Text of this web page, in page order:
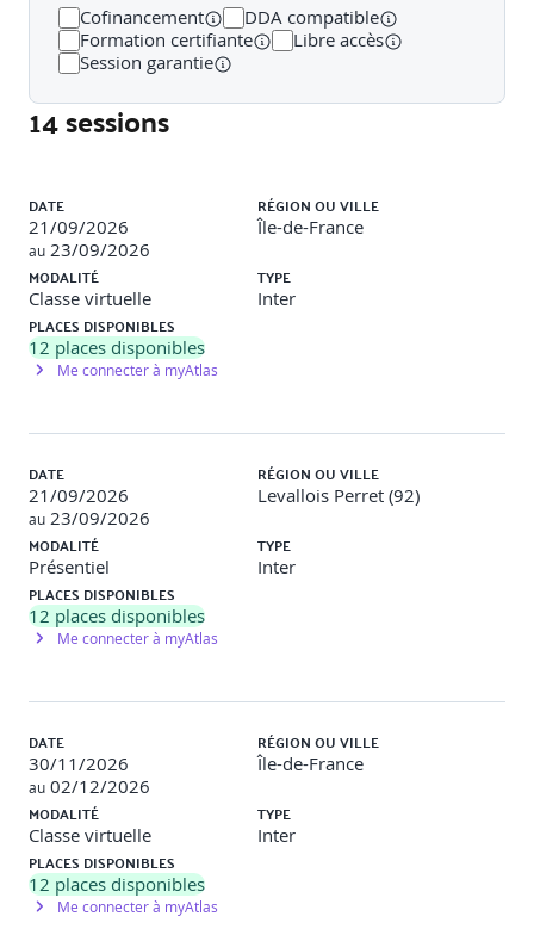
gestion de l’asynchrone avec async/await
Modularisation : import et export pour organiser son
code, opérateur de propagation (spread)
Gestion des dépendances avec npm et yarn : installation,
scripts, versionnage des packages
React Native / React : les bases
Philosophie de React : composants réutilisables et UI
pilotée par l’état
Spécificités de React Native (rendu natif, API spécifiques,
style en JS)
Gestion locale de l’état et des effets de bord avec useState
et useEffect
Différences entre propriétés et état interne (props et
state), le cycle de vie des composants
Travaux pratiques
avec gestion de l'état
Description
: Réalisation d’une liste interactive avec
formulaire d’ajout simple
Les composants de base de React Native
Vue d’ensemble : View, Text, Image, FlatList, ScrollView(
Cofinancement
DDA compatible
Formation certifiante
Libre accès
Session garantie
14 sessions
DATE
21/09/2026
au 23/09/2026
RÉGION OU VILLE
Île-de-France
MODALITÉ
Classe virtuelle
TYPE
Inter
PLACES DISPONIBLES
12 places disponibles
Me connecter à myAtlas
DATE
21/09/2026
au 23/09/2026
RÉGION OU VILLE
Levallois Perret (92)
MODALITÉ
Présentiel
TYPE
Inter
PLACES DISPONIBLES
12 places disponibles
Me connecter à myAtlas
DATE
30/11/2026
au 02/12/2026
RÉGION OU VILLE
Île-de-France
MODALITÉ
Classe virtuelle
TYPE
Inter
PLACES DISPONIBLES
12 places disponibles
Me connecter à myAtlas